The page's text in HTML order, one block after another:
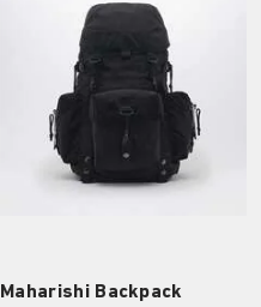
Maharishi Backpack